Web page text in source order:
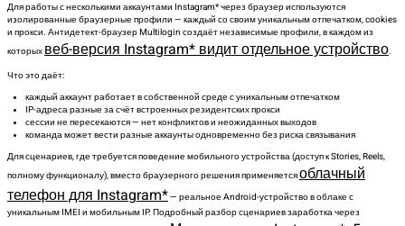
Для работы с несколькими аккаунтами Instagram* через браузер используются
изолированные браузерные профили — каждый со своим уникальным отпечатком, cookies
и прокси. Антидетект-браузер Multilogin создаёт независимые профили, в каждом из
которыхвеб-версия Instagram* видит отдельное устройство.
Что это даёт:
каждый аккаунт работает в собственной среде с уникальным отпечатком
IP-адреса разные за счёт встроенных резидентских прокси
сессии не пересекаются — нет конфликтов и неожиданных выходов
команда может вести разные аккаунты одновременно без риска связывания
Для сценариев, где требуется поведение мобильного устройства (доступ к Stories, Reels,
полному функционалу), вместо браузерного решения применяетсяоблачный
телефон для Instagram*— реальное Android-устройство в облаке с
уникальным IMEI и мобильным IP. Подробный разбор сценариев заработка через